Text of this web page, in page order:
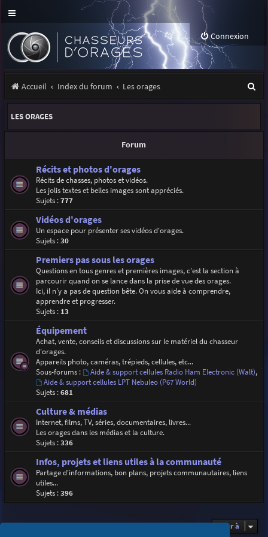
Connexion
Accueil Index du forum Les orages
e
e
LES ORAGES
Forum
Récits et photos d'orages
Récits de chasses, photos et vidéos.
Les jolis textes et belles images sont appréciés.
Sujets :777
Vidéos d'orages
Un espace pour présenter ses vidéos d'orages.
Sujets :30
Premiers pas sous les orages
Questions en tous genres et premières images, c'est la section à
parcourir quand on se lance dans la prise de vue des orages.
Ici, il n'y a pas de question bête. On vous aide à comprendre,
apprendre et progresser.
Sujets : 13
Équipement
Achat, vente, conseils et discussions sur le matériel du chasseur
d'orages.
Appareils photo, caméras, trépieds, cellules, etc...
Sous-forums :
Aide & support cellules Radio Ham Electronic (Walt),
Aide & support cellules LPT Nebuleo (P67 World)
Sujets :681
Culture & médias
Internet, films, TV, séries, documentaires, livres...
Les orages dans les médias et la culture.
Sujets :336
Infos, projets et liens utiles à la communauté
Partage d'informations, bon plans, projets communautaires, liens
utiles...
Sujets :396
Aller à